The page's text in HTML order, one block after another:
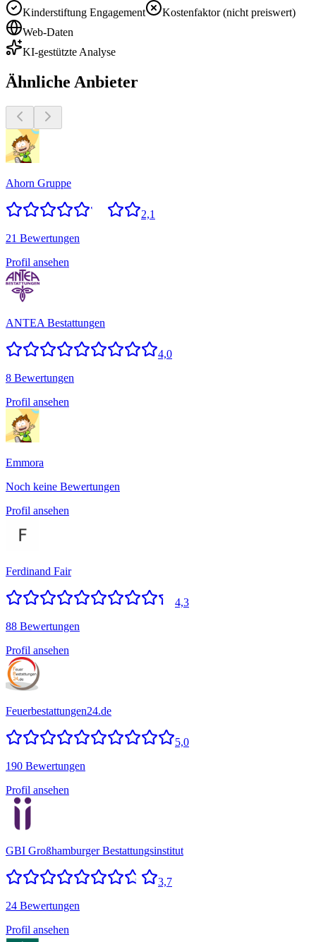
Kinderstiftung Engagement
Kostenfaktor (nicht preiswert)
Web-Daten
KI-gestützte Analyse
Ähnliche Anbieter
Ahorn Gruppe
2,1
21 Bewertungen
Profil ansehen
ANTEA Bestattungen
4,0
8 Bewertungen
Profil ansehen
Emmora
Noch keine Bewertungen
Profil ansehen
Ferdinand Fair
4,3
88 Bewertungen
Profil ansehen
Feuerbestattungen24.de
5,0
190 Bewertungen
Profil ansehen
GBI Großhamburger Bestattungsinstitut
3,7
24 Bewertungen
Profil ansehen